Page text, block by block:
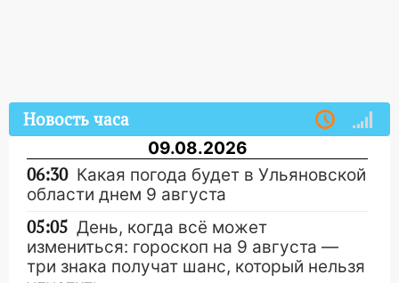
Новость часа
09.08.2026
06:30 Какая погода будет в Ульяновской
области днем 9 августа
05:05 День, когда всё может
измениться: гороскоп на 9 августа —
три знака получат шанс, который нельзя